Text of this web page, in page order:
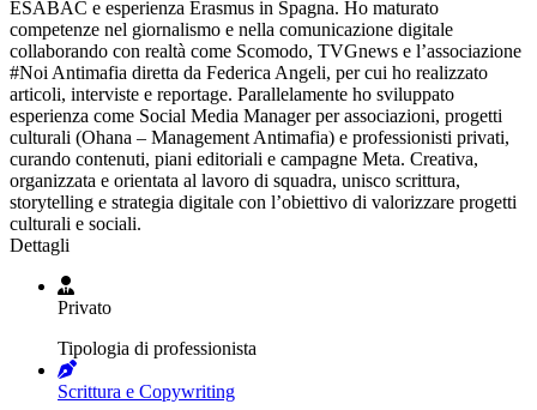
ESABAC e esperienza Erasmus in Spagna. Ho maturato
competenze nel giornalismo e nella comunicazione digitale
collaborando con realtà come Scomodo, TVGnews e l’associazione
#Noi Antimafia diretta da Federica Angeli, per cui ho realizzato
articoli, interviste e reportage. Parallelamente ho sviluppato
esperienza come Social Media Manager per associazioni, progetti
culturali (Ohana – Management Antimafia) e professionisti privati,
curando contenuti, piani editoriali e campagne Meta. Creativa,
organizzata e orientata al lavoro di squadra, unisco scrittura,
storytelling e strategia digitale con l’obiettivo di valorizzare progetti
culturali e sociali.
Dettagli
Privato
Tipologia di professionista
Scrittura e Copywriting